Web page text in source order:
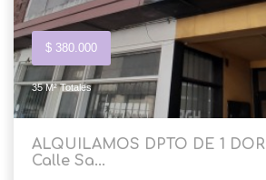
$ 380.000
35 M² Totales
ALQUILAMOS DPTO DE 1
Calle Sa...